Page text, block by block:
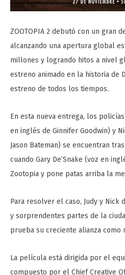
ZOOTOPIA 2 debutó con un gran
alcanzando una apertura global
millones y logrando hitos a nivel
estreno animado en la historia de
estreno de todos los tiempos.
En esta nueva entrega, los
en inglés de Ginnifer Goodwin) y
Jason Bateman) se encuentran
cuando Gary De’Snake (voz en
Zootopia y pone patas arriba la
Para resolver el caso, Judy y Nick
y sorprendentes partes de la
prueba su creciente alianza como
La película está dirigida por el
compuesto por el Chief Creative